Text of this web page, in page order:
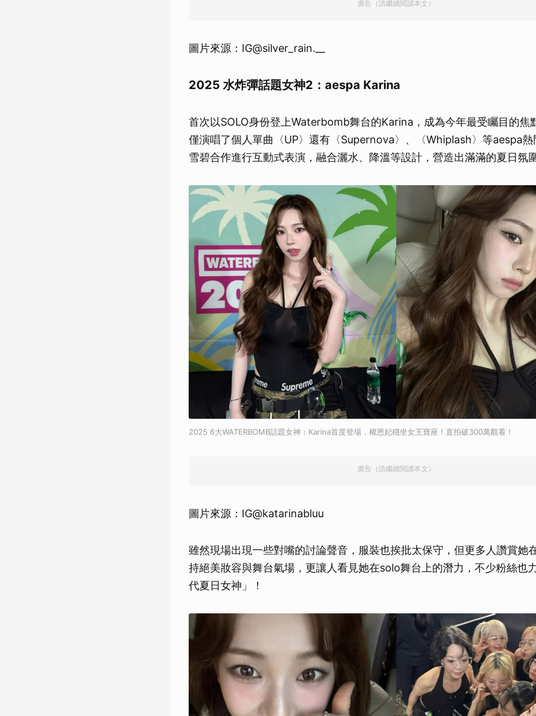
廣告（請繼續閱讀本文）
圖片來源：IG@silver_rain.__
2025 水炸彈話題女神2：aespa Karina
首次以SOLO身份登上Waterbomb舞台的Karina，成為今年最受矚目的焦
僅演唱了個人單曲〈UP〉還有〈Supernova〉、〈Whiplash〉等aespa熱
雪碧合作進行互動式表演，融合灑水、降溫等設計，營造出滿滿的夏日氛圍
2025 6大WATERBOMB話題女神：Karina首度登場，權恩妃穩坐女王寶座！直拍破300萬觀看！
廣告（請繼續閱讀本文）
圖片來源：IG@katarinabluu
雖然現場出現一些對嘴的討論聲音，服裝也挨批太保守，但更多人讚賞她
持絕美妝容與舞台氣場，更讓人看見她在solo舞台上的潛力，不少粉絲也
代夏日女神」！